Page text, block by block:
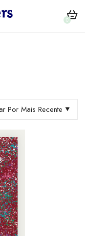
0
Por Mais Recente